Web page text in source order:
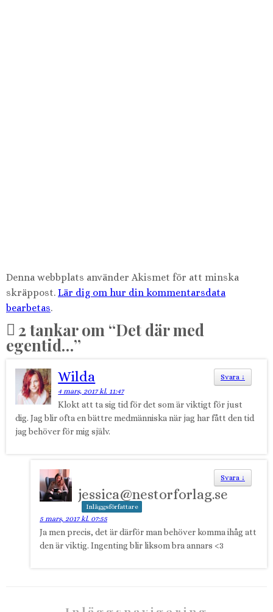
Denna webbplats använder Akismet för att minska
skräppost. Lär dig om hur din kommentarsdata
bearbetas.
2 tankar om “Det där med
egentid…”
Svara ↓
Wilda
4 mars, 2017 kl. 11:47
Klokt att ta sig tid för det som är viktigt för just
dig. Jag blir ofta en bättre medmänniska när jag har fått den tid
jag behöver för mig själv.
Svara ↓
jessica@nestorforlag.se
Inläggsförfattare
5 mars, 2017 kl. 07:55
Ja men precis, det är därför man behöver komma ihåg att
den är viktig. Ingenting blir liksom bra annars <3